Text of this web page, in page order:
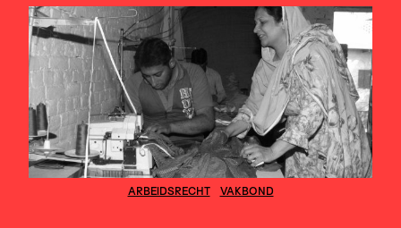
ARBEIDSRECHT VAKBOND